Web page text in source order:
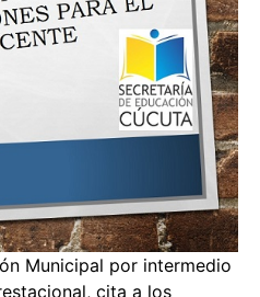
Municipal por intermedio
cita a los